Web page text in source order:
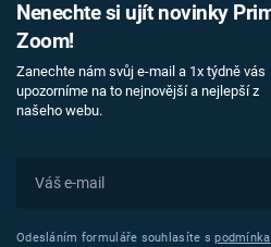
Nenechte si ujít novinky
Zoom!
Zanechte nám svůj e-mail a 1x týdně vás
upozorníme na to nejnovější a nejlepší z
našeho webu.
Odesláním formuláře souhlasíte s